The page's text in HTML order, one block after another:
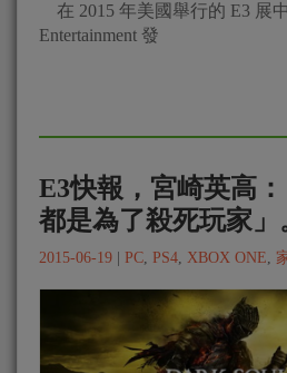
在 2015 年美國舉行的 E3 展
Entertainment 發
E3快報，宮崎英高
都是為了殺死玩家」
2015-06-19 PC, PS4, XBOX ONE,